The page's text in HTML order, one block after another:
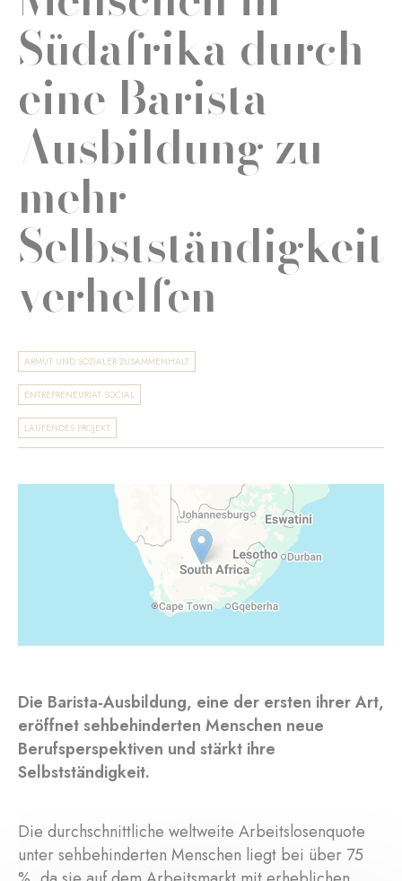
Südafrika durch
eine Barista-
Ausbildung zu
mehr
Selbstständigkeit
verhelfen
ARMUT UND SOZIALER ZUSAMMENHALT
ENTREPRENEURIAT SOCIAL
LAUFENDES PROJEKT
Die Barista-Ausbildung, eine der ersten ihrer Art,
eröffnet sehbehinderten Menschen neue
Berufsperspektiven und stärkt ihre
Selbstständigkeit.
Die durchschnittliche weltweite Arbeitslosenquote
unter sehbehinderten Menschen liegt bei über 75